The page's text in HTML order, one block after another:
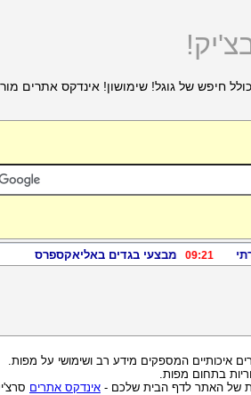
חיפש של גוגל! שימושון! אינדקס אתרים
איכותיים המספקים מידע רב ושימושי על מפות.
בתחום מפות.
של האתר לדף הבית שלכם - אינדקס אתרים